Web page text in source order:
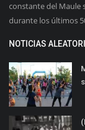
constante del Maule
durante los últimos
NOTICIAS